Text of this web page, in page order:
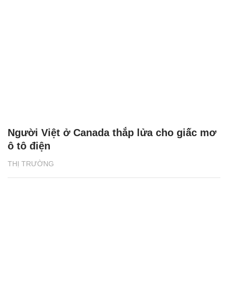
THỊ TRƯỜNG
Người Việt ở Canada thắp lửa cho giấc mơ
ô tô điện